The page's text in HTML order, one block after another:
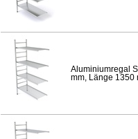
Aluminiumregal
mm, Länge 1350